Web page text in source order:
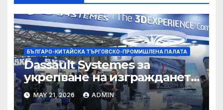
БЪЛГАРО-КИТАЙСКА ТЪРГОВСКО-ПРОМИШЛЕНА ПАЛАТА
Dassault Systemes за
укрепване на изграждането
на AI екосистема в Китай
MAY 21, 2026 ADMIN